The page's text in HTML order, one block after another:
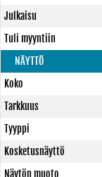
Julkaisu
Tuli myyntiin
NÄYTTÖ
Koko
Tarkkuus
Tyyppi
Kosketusnäyttö
Näytön muoto